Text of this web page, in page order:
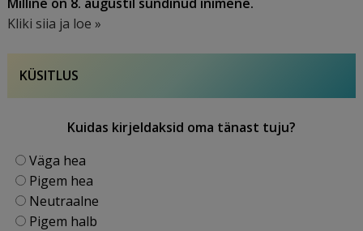
Kliki siia ja loe »
KÜSITLUS
Kuidas kirjeldaksid oma tänast tuju?
Väga hea
Pigem hea
Neutraalne
Pigem halb